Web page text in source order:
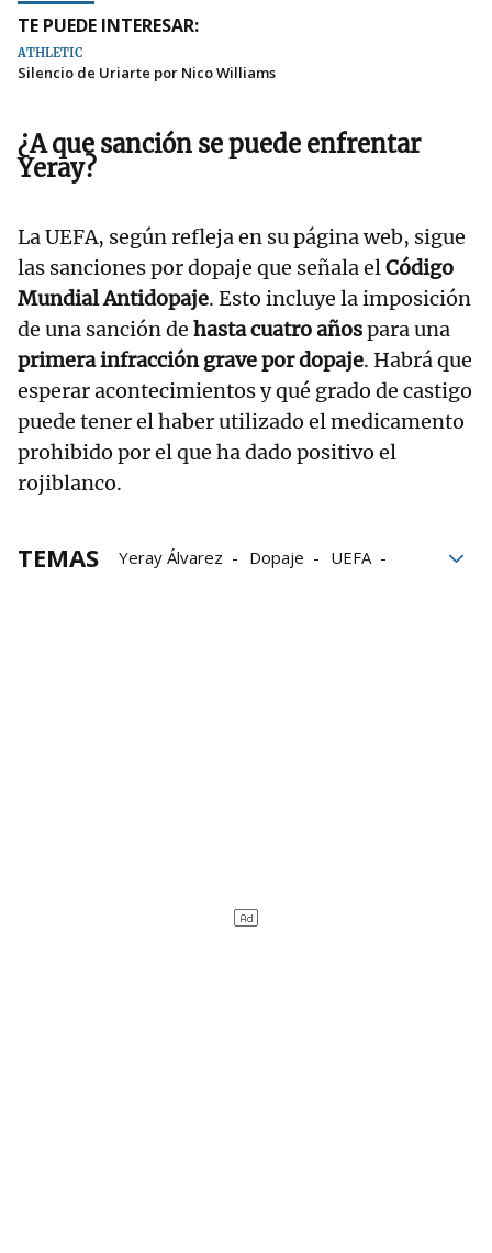
TE PUEDE INTERESAR:
ATHLETIC
Silencio de Uriarte por Nico Williams
¿A que sanción se puede enfrentar
Yeray?
La UEFA, según refleja en su página web, sigue
las sanciones por dopaje que señala elCódigo
Mundial Antidopaje. Esto incluye la imposición
de una sanción de hasta cuatro añospara una
primera infracción grave por dopaje. Habrá que
esperar acontecimientos y qué grado de castigo
puede tener el haber utilizado el medicamento
prohibido por el que ha dado positivo el
rojiblanco.
TEMAS Yeray Álvarez Dopaje
UEFA